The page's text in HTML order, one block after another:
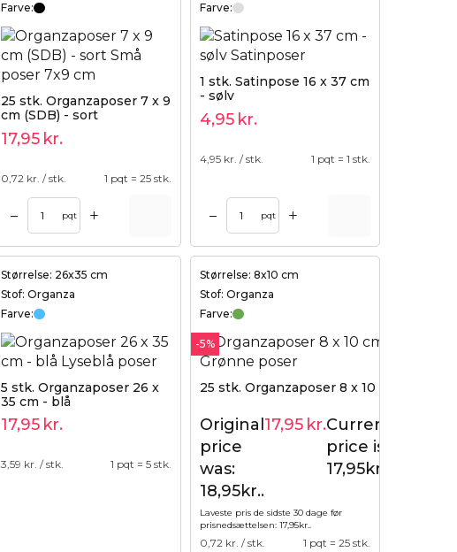
Farve:
25 stk. Organzaposer 7 x 9
cm (SDB) - sort
17,95 kr.
0,72 kr. / stk. 1 pqt = 25 stk.
– pqt +
Farve:
1 stk. Satinpose 16 x 37 cm
- sølv
4,95 kr.
4,95 kr. / stk. 1 pqt = 1 stk.
– pqt +
Størrelse: 26x35 cm
Stof: Organza
Farve:
5 stk. Organzaposer 26 x
35 cm - blå
17,95 kr.
3,59 kr. / stk. 1 pqt = 5 stk.
Størrelse: 8x10 cm
Stof: Organza
Farve:
-5%
25 stk. Organzaposer 8 x 10 cm - grøn
Original
price
was:
18,95kr..
17,95 kr.Current
price is:
17,95kr..
Laveste pris de sidste 30 dage før
prisnedsættelsen: 17,95kr..
0,72 kr. / stk. 1 pqt = 25 stk.